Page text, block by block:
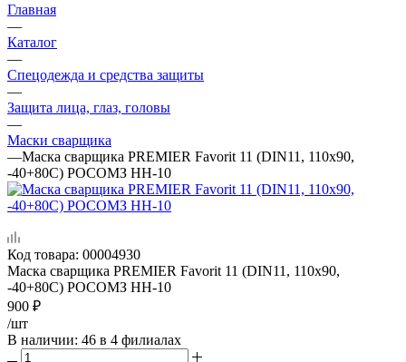
Главная
—
Каталог
—
Спецодежда и средства защиты
—
Защита лица, глаз, головы
—
Маски сварщика
—Маска сварщика PREMIER Favorit 11 (DIN11, 110х90,
-40+80С) РОСОМЗ НН-10
Код товара: 00004930
Маска сварщика PREMIER Favorit 11 (DIN11, 110х90,
-40+80С) РОСОМЗ НН-10
900 ₽
/шт
В наличии: 46 в 4 филиалах